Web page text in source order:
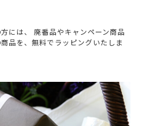
には、 廃番品やキャンペーン商品
品を、無料でラッピングいたしま